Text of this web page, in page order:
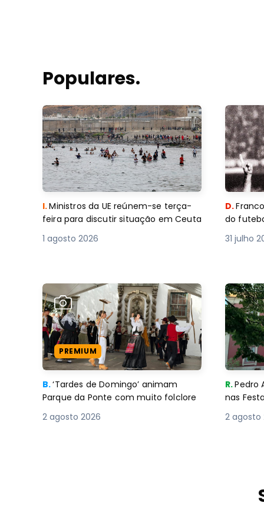
Populares.
I.Ministros da UE reúnem-se terça-
feira para discutir situação em Ceuta
1 agosto 2026
D.
do
31 julho
PREMIUM
B.‘Tardes de Domingo’ animam
Parque da Ponte com muito folclore
2 agosto 2026
R.Pedro
nas
2 agosto